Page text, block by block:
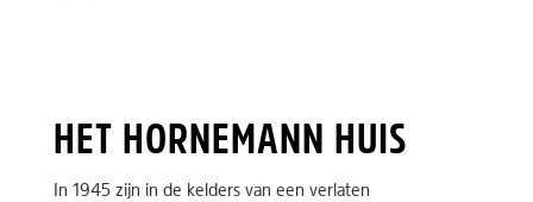
HET HORNEMANN HUIS
In 1945 zijn in de kelders van een verlaten